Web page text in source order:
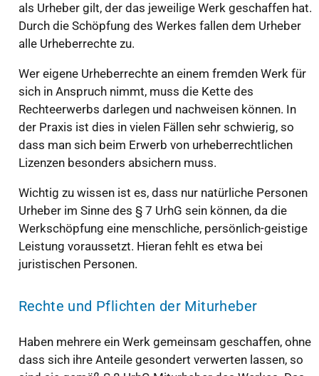
als Urheber gilt, der das jeweilige Werk geschaffen hat.
Durch die Schöpfung des Werkes fallen dem Urheber
alle Urheberrechte zu.
Wer eigene Urheberrechte an einem fremden Werk für
sich in Anspruch nimmt, muss die Kette des
Rechteerwerbs darlegen und nachweisen können. In
der Praxis ist dies in vielen Fällen sehr schwierig, so
dass man sich beim Erwerb von urheberrechtlichen
Lizenzen besonders absichern muss.
Wichtig zu wissen ist es, dass nur natürliche Personen
Urheber im Sinne des § 7 UrhG sein können, da die
Werkschöpfung eine menschliche, persönlich-geistige
Leistung voraussetzt. Hieran fehlt es etwa bei
juristischen Personen.
Rechte und Pflichten der Miturheber
Haben mehrere ein Werk gemeinsam geschaffen, ohne
dass sich ihre Anteile gesondert verwerten lassen, so